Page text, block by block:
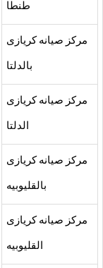
طنطا
مركز صيانه كريازى
بالدلتا
مركز صيانه كريازى
الدلتا
مركز صيانه كريازى
بالقليوبيه
مركز صيانه كريازى
القليوبيه